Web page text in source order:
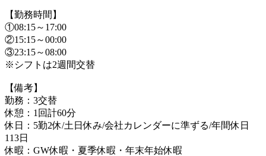
【勤務時間】
①08:15～17:00
②15:15～00:00
③23:15～08:00
※シフトは2週間交替
【備考】
勤務：3交替
休憩：1回計60分
休日：5勤2休/土日休み/会社カレンダーに準ずる/年間休日
113日
休暇：GW休暇・夏季休暇・年末年始休暇